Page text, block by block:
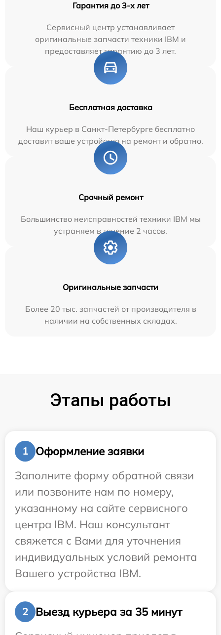
Гарантия до 3-х лет
Сервисный центр устанавливает
оригинальные запчасти техники IBM и
предоставляет гарантию до 3 лет.
Бесплатная доставка
Наш курьер в Санкт-Петербурге бесплатно
доставит ваше устройство на ремонт и обратно.
Срочный ремонт
Большинство неисправностей техники IBM мы
устраняем в течение 2 часов.
Оригинальные запчасти
Более 20 тыс. запчастей от производителя в
наличии на собственных складах.
Этапы работы
1
Оформление заявки
Заполните форму обратной связи
или позвоните нам по номеру,
указанному на сайте сервисного
центра IBM. Наш консультант
свяжется с Вами для уточнения
индивидуальных условий ремонта
Вашего устройства IBM.
2
Выезд курьера за 35 минут